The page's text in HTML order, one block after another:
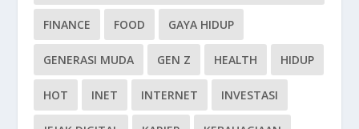
FINANCE FOOD GAYA HIDUP
GENERASI MUDA GEN Z HEALTH HIDUP
HOT INET INTERNET INVESTASI